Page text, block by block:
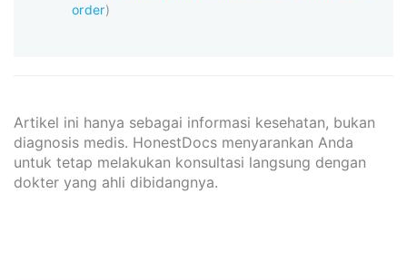
order)
Artikel ini hanya sebagai informasi kesehatan, bukan
diagnosis medis. HonestDocs menyarankan Anda
untuk tetap melakukan konsultasi langsung dengan
dokter yang ahli dibidangnya.